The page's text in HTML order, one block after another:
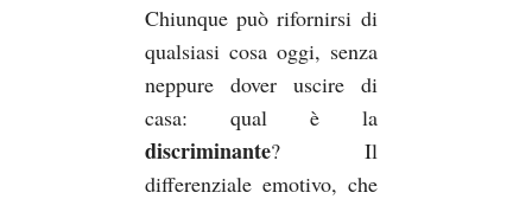
Chiunque può rifornirsi di
qualsiasi cosa oggi, senza
neppure dover uscire di
casa: qual è la
discriminante? Il
differenziale emotivo, che